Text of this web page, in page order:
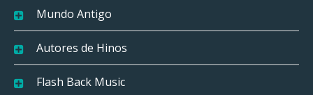
Mundo Antigo
Autores de Hinos
Flash Back Music